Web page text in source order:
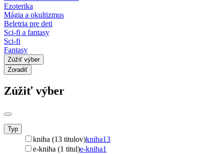
Ezoterika
Mágia a okultizmus
Beletria pre deti
Sci-fi a fantasy
Sci-fi
Fantasy
Zúžiť výber
Zoradiť
Zúžiť výber
Typ
kniha (13 titulov)kniha13
e-kniha (1 titul)e-kniha1